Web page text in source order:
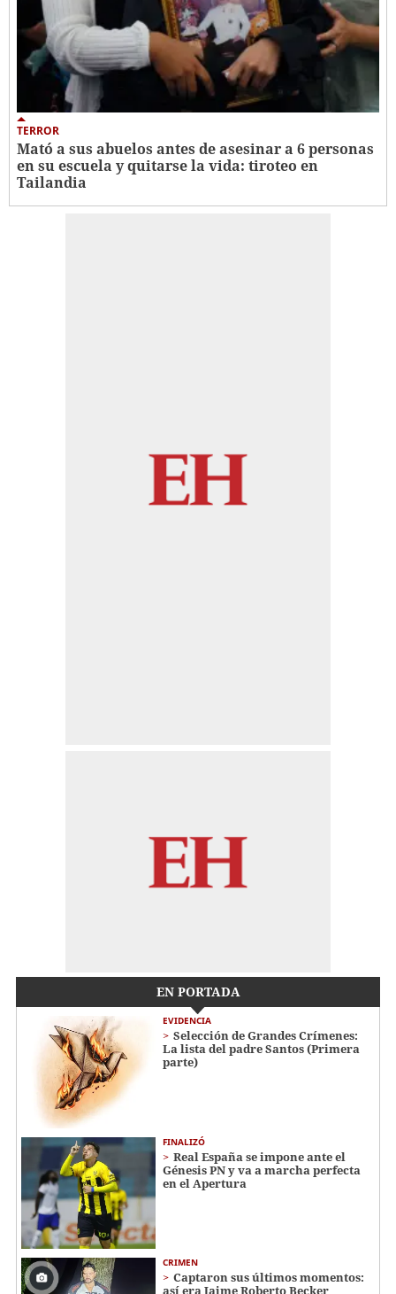
TERROR
Mató a sus abuelos antes de asesinar a 6 personas
en su escuela y quitarse la vida: tiroteo en
Tailandia
EN PORTADA
EVIDENCIA
Selección de Grandes Crímenes:
La lista del padre Santos (Primera
parte)
FINALIZÓ
Real España se impone ante el
Génesis PN y va a marcha perfecta
en el Apertura
CRIMEN
Captaron sus últimos momentos:
así era Jaime Roberto Becker